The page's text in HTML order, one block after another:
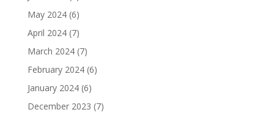
May 2024(6)
April 2024(7)
March 2024(7)
February 2024(6)
January 2024(6)
December 2023 (7)